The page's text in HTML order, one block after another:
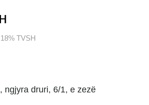
TVSH
ngjyra druri, 6/1, e zezë